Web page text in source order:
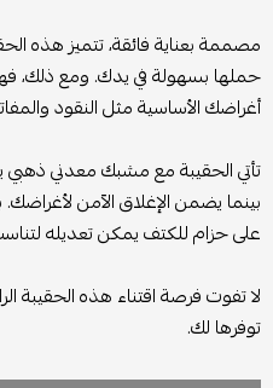
مصممة بعناية فائقة، تتميز هذه
حملها بسهولة في يدك. ومع ذلك،
أغراضك الأساسية مثل النقود
تأتي الحقيبة مع مشبك معدني
بينما يضمن الإغلاق الآمن لأغراضك.
على حزام للكتف يمكن تعديله
لا تفوت فرصة اقتناء هذه الحقيبة
توفرها لك.